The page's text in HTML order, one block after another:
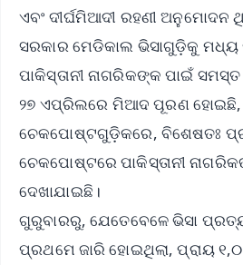
ଏବଂ ଦୀର୍ଘମିଆଦୀ ରହଣୀ ଅନୁମୋଦନ
ସରକାର ମେଡିକାଲ ଭିସାଗୁଡ଼ିକୁ ମଧ୍ୟ
ପାକିସ୍ତାନୀ ନାଗରିକଙ୍କ ପାଇଁ
୨୭ ଏପ୍ରିଲରେ ମିଆଦ ପୂରଣ ହୋଇଛି,
ଚେକପୋଷ୍ଟଗୁଡ଼ିକରେ, ବିଶେଷତଃ
ଚେକପୋଷ୍ଟରେ ପାକିସ୍ତାନୀ
ଦେଖାଯାଇଛି।
ଗୁରୁବାରରୁ, ଯେତେବେଳେ ଭିସା
ପ୍ରଥମେ ଜାରି ହୋଇଥିଲା, ପ୍ରାୟ